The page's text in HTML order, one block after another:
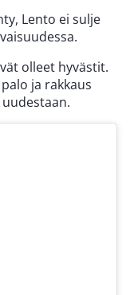
Lento ei sulje
olleet hyvästit.
ja rakkaus